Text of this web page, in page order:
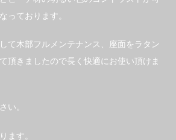
っております。
て木部フルメンテナンス、座面をラタン
頂きましたので長く快適にお使い頂けま
い。
ます。